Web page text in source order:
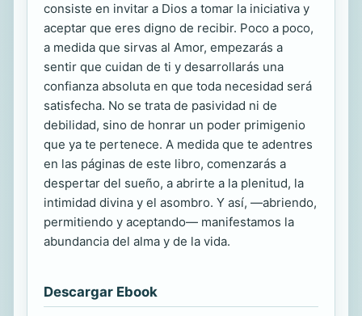
consiste en invitar a Dios a tomar la iniciativa y
aceptar que eres digno de recibir. Poco a poco,
a medida que sirvas al Amor, empezarás a
sentir que cuidan de ti y desarrollarás una
confianza absoluta en que toda necesidad será
satisfecha. No se trata de pasividad ni de
debilidad, sino de honrar un poder primigenio
que ya te pertenece. A medida que te adentres
en las páginas de este libro, comenzarás a
despertar del sueño, a abrirte a la plenitud, la
intimidad divina y el asombro. Y así, —abriendo,
permitiendo y aceptando— manifestamos la
abundancia del alma y de la vida.
Descargar Ebook